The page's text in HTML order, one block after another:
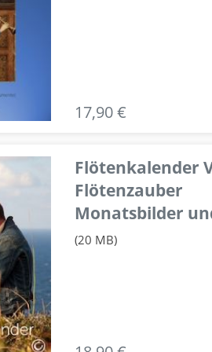
17,90 €
Flötenkalender
Flötenzauber
Monatsbilder
(20 MB)